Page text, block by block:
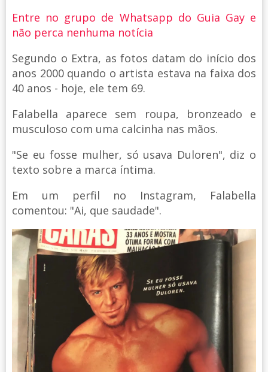
Entre no grupo de Whatsapp do Guia Gay e
não perca nenhuma notícia
Segundo o Extra, as fotos datam do início dos
anos 2000 quando o artista estava na faixa dos
40 anos - hoje, ele tem 69.
Falabella aparece sem roupa, bronzeado e
musculoso com uma calcinha nas mãos.
"Se eu fosse mulher, só usava Duloren", diz o
texto sobre a marca íntima.
Em um perfil no Instagram, Falabella
comentou: "Ai, que saudade".